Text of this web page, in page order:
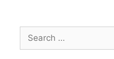
for: